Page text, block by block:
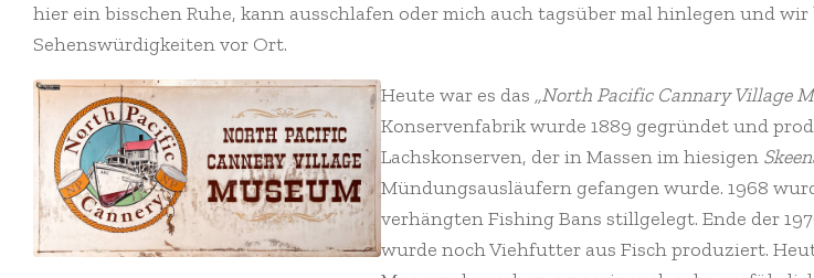
hier ein bisschen Ruhe, kann ausschlafen oder mich auch tagsüber mal hinlegen und
Sehenswürdigkeiten vor Ort.
Heute war es das „North Pacific Cannary Village
Konservenfabrik wurde 1889 gegründet und
Lachskonserven, der in Massen im hiesigen
Mündungsausläufern gefangen wurde. 1968
verhängten Fishing Bans stillgelegt. Ende der
wurde noch Viehfutter aus Fisch produziert.